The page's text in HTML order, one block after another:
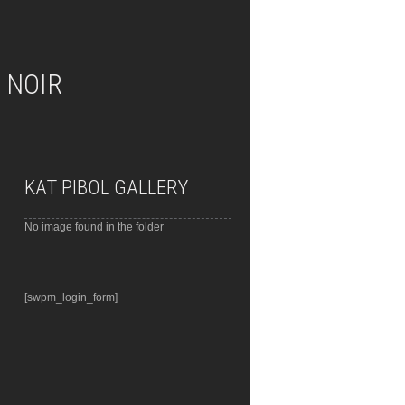
NOIR
KAT PIBOL GALLERY
No image found in the folder
[swpm_login_form]